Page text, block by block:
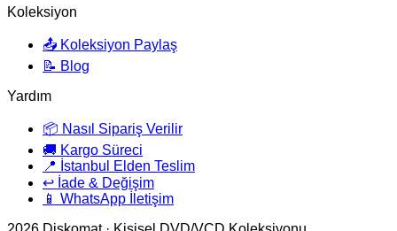
Koleksiyon
📤 Koleksiyon Paylaş
📝 Blog
Yardım
📦 Nasıl Sipariş Verilir
🚚 Kargo Süreci
📍 İstanbul Elden Teslim
↩️ İade & Değişim
📱 WhatsApp İletişim